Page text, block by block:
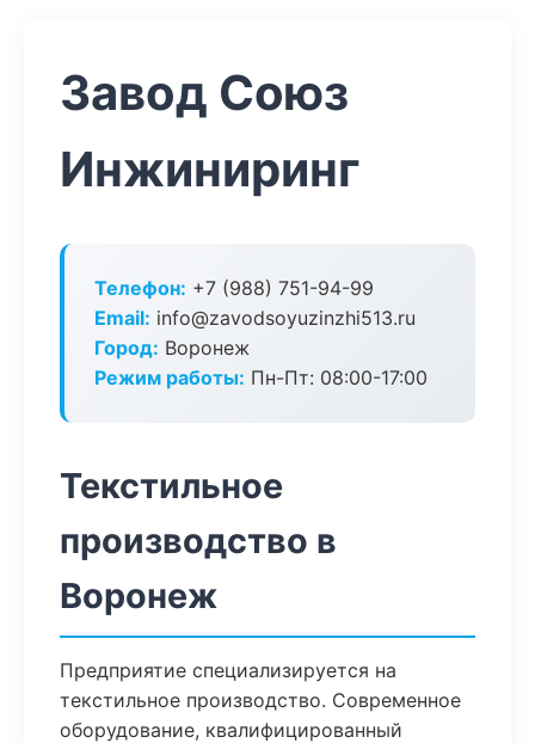
Завод Союз
Инжиниринг
Телефон: +7 (988) 751-94-99
Email: info@zavodsoyuzinzhi513.ru
Город: Воронеж
Режим работы: Пн-Пт: 08:00-17:00
Текстильное
производство в
Воронеж
Предприятие специализируется на
текстильное производство. Современное
оборудование, квалифицированный